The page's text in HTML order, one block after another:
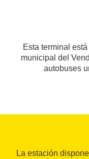
Esta terminal
municipal del
autobuses
La estación